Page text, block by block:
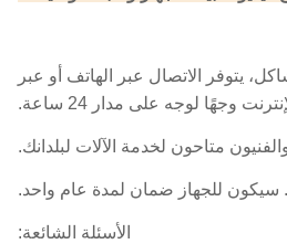
يتوفر الاتصال عبر الهاتف أو عبر
وجهًا لوجه على مدار 24 ساعة.
الأسئلة الشائعة: